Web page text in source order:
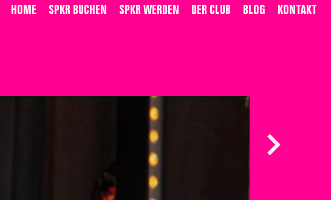
HOME SPKR BUCHEN SPKR WERDEN DER CLUB BLOG KONTAKT